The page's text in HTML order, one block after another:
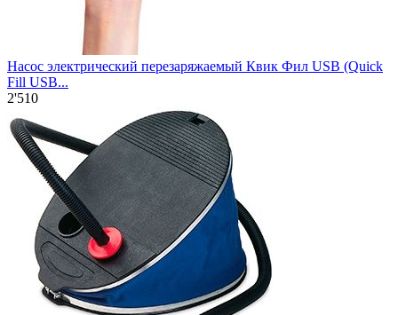
Насос электрический перезаряжаемый Квик Фил USB (Quick
Fill USB...
2'510